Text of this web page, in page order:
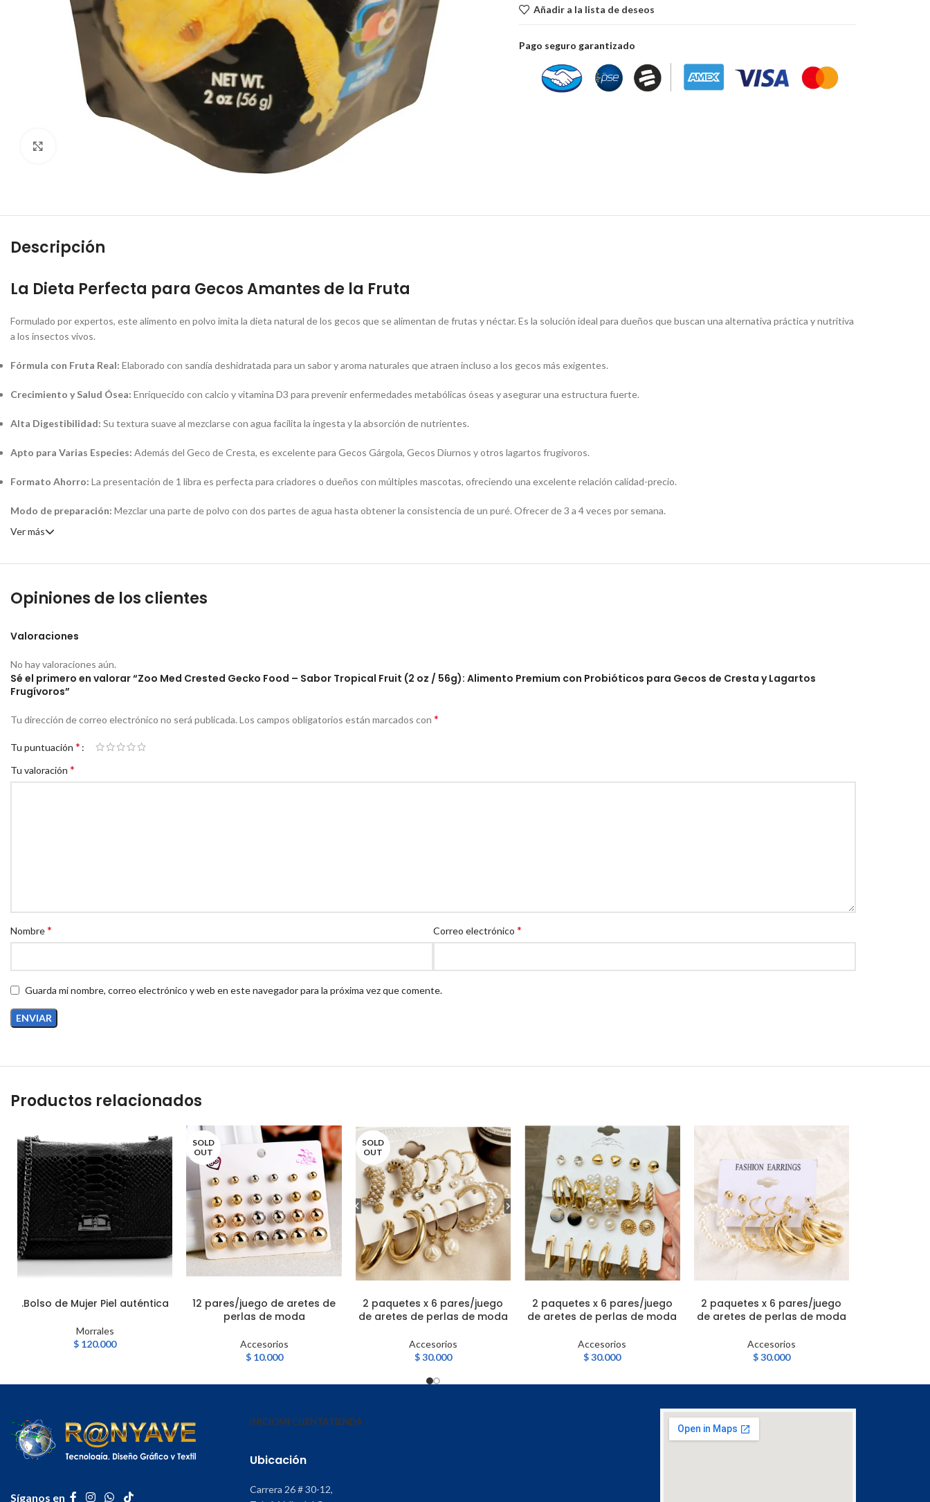
Añadir a la lista de deseos
Pago seguro garantizado
Descripción
La Dieta Perfecta para Gecos Amantes de la Fruta
Formulado por expertos, este alimento en polvo imita la dieta natural de los gecos que se alimentan de frutas y néctar. Es la solución ideal para dueños que buscan una alternativa práctica y nutritiva
a los insectos vivos.
Fórmula con Fruta Real: Elaborado con sandía deshidratada para un sabor y aroma naturales que atraen incluso a los gecos más exigentes.
Crecimiento y Salud Ósea: Enriquecido con calcio y vitamina D3 para prevenir enfermedades metabólicas óseas y asegurar una estructura fuerte.
Alta Digestibilidad: Su textura suave al mezclarse con agua facilita la ingesta y la absorción de nutrientes.
Apto para Varias Especies: Además del Geco de Cresta, es excelente para Gecos Gárgola, Gecos Diurnos y otros lagartos frugívoros.
Formato Ahorro: La presentación de 1 libra es perfecta para criadores o dueños con múltiples mascotas, ofreciendo una excelente relación calidad-precio.
Modo de preparación: Mezclar una parte de polvo con dos partes de agua hasta obtener la consistencia de un puré. Ofrecer de 3 a 4 veces por semana.
Ver más
Opiniones de los clientes
Valoraciones
No hay valoraciones aún.
Sé el primero en valorar “Zoo Med Crested Gecko Food – Sabor Tropical Fruit (2 oz / 56g): Alimento Premium con Probióticos para Gecos de Cresta y Lagartos
Frugívoros”
Tu dirección de correo electrónico no será publicada.Los campos obligatorios están marcados con *
Tu puntuación *
Tu valoración *
Nombre* Correo electrónico *
Guarda mi nombre, correo electrónico y web en este navegador para la próxima vez que comente.
Productos relacionados
AÑADIR AL CARRITO
.Bolso de Mujer Piel auténtica
Morrales
$ 120.000
SOLD
OUT
LEER MÁS
12 pares/juego de aretes de
perlas de moda
Accesorios
$10.000
SOLD
OUT
LEER MÁS
2 paquetes x 6 pares/juego
de aretes de perlas de moda
Accesorios
$30.000
AÑADIR AL CARRITO
2 paquetes x 6 pares/juego
de aretes de perlas de moda
Accesorios
$30.000
AÑADIR AL CARRITO
2 paquetes x 6 pares/juego
de aretes de perlas de moda
Accesorios
$30.000
Síganos en
INICIOMI CUENTATIENDA
Ubicación
Carrera 26 # 30-12,